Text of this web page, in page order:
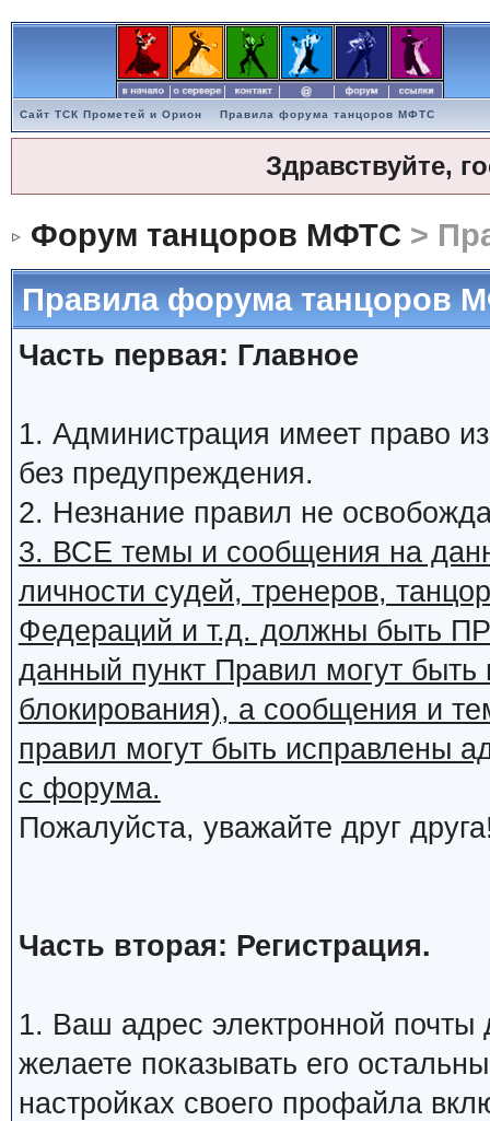
Сайт ТСК Прометей и Орион Правила форума танцоров МФТС
Здравствуйте,
Форум танцоров МФТС >
Правила форума танцоров
Часть первая: Главное
1. Администрация имеет право
без предупреждения.
2. Незнание правил не
3. ВСЕ темы и сообщения на
личности судей, тренеров,
Федераций и т.д. должны
данный пункт Правил могут
блокирования), а сообщения и
правил могут быть исправлены
с форума.
Пожалуйста, уважайте друг
Часть вторая: Регистрация.
1. Ваш адрес электронной
желаете показывать его
настройках своего профайла